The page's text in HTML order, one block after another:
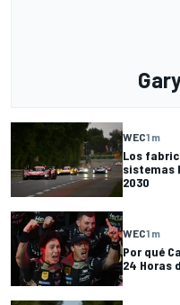
WEC1 m
Los
sistemas
2030
WEC1 m
Por qué
24 Horas